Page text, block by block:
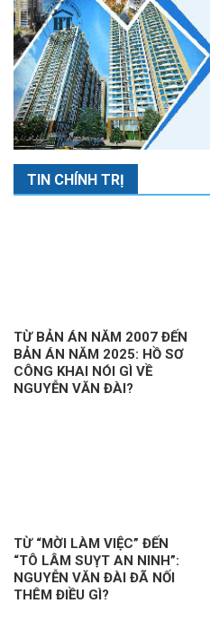
TIN CHÍNH TRỊ
TỪ BẢN ÁN NĂM 2007 ĐẾN
BẢN ÁN NĂM 2025: HỒ SƠ
CÔNG KHAI NÓI GÌ VỀ
NGUYỄN VĂN ĐÀI?
TỪ “MỜI LÀM VIỆC” ĐẾN
“TÔ LÂM SUỴT AN NINH”:
NGUYỄN VĂN ĐÀI ĐÃ NỐI
THÊM ĐIỀU GÌ?